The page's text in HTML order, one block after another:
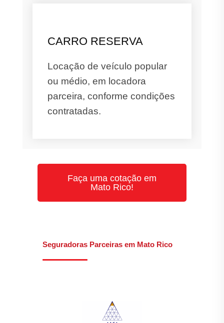
CARRO RESERVA
Locação de veículo popular
ou médio, em locadora
parceira, conforme condições
contratadas.
Faça uma cotação em
Mato Rico!
Seguradoras Parceiras em Mato Rico